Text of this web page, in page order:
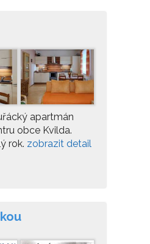
apartmán
obce Kvilda.
rok. zobrazit detail